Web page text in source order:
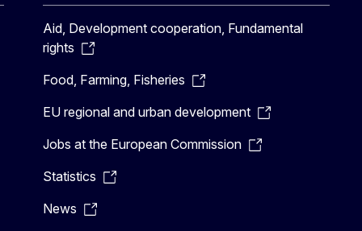
Aid, Development cooperation, Fundamental
rights
Food, Farming, Fisheries
EU regional and urban development
Jobs at the European Commission
Statistics
News